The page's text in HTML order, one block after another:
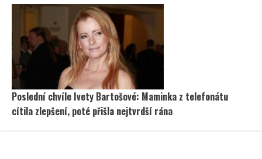
Poslední chvíle Ivety Bartošové: Maminka z telefonátu
cítila zlepšení, poté přišla nejtvrdší rána